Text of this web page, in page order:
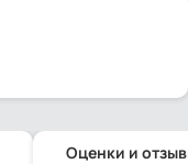
Оценки и